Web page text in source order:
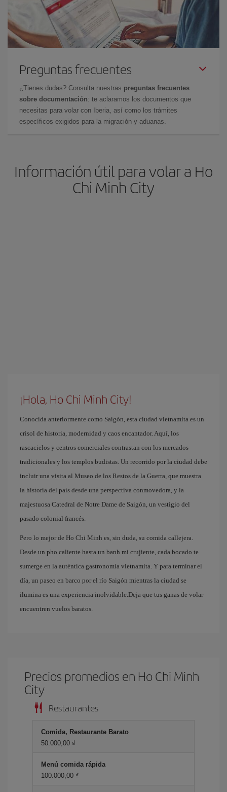
Preguntas frecuentes
¿Tienes dudas? Consulta nuestras preguntas frecuentes
sobre documentación: te aclaramos los documentos que
necesitas para volar con Iberia, así como los trámites
específicos exigidos para la migración y aduanas.
Información útil para volar a Ho
Chi Minh City
¡Hola, Ho Chi Minh City!
Conocida anteriormente como Saigón, esta ciudad vietnamita es un
crisol de historia, modernidad y caos encantador. Aquí, los
rascacielos y centros comerciales contrastan con los mercados
tradicionales y los templos budistas. Un recorrido por la ciudad debe
incluir una visita al Museo de los Restos de la Guerra, que muestra
la historia del país desde una perspectiva conmovedora, y la
majestuosa Catedral de Notre Dame de Saigón, un vestigio del
pasado colonial francés.
Pero lo mejor de Ho Chi Minh es, sin duda, su comida callejera.
Desde un pho caliente hasta un banh mi crujiente, cada bocado te
sumerge en la auténtica gastronomía vietnamita. Y para terminar el
día, un paseo en barco por el río Saigón mientras la ciudad se
ilumina es una experiencia inolvidable.Deja que tus ganas de volar
encuentren vuelos baratos.
Precios promedios en Ho Chi Minh
City
Restaurantes
Comida, Restaurante Barato
50.000,00 ₫
Menú comida rápida
100.000,00 ₫